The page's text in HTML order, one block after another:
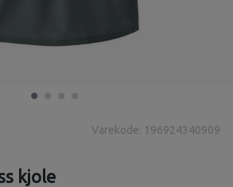
Varekode: 196924340909
kjole